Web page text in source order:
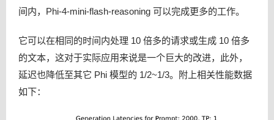
间内，Phi-4-mini-flash-reasoning 可以完成更多的工作。
它可以在相同的时间内处理 10 倍多的请求或生成 10 倍多
的文本，这对于实际应用来说是一个巨大的改进，此外，
延迟也降低至其它 Phi 模型的 1/2~1/3。附上相关性能数据
如下：